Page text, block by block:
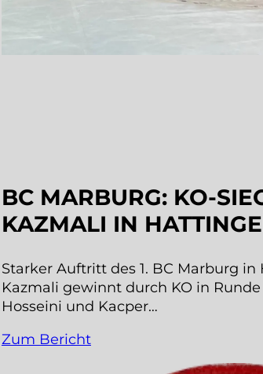
BC MARBURG: KO-
KAZMALI IN
Starker Auftritt des 1. BC Marburg
Kazmali gewinnt durch KO in Runde
Hosseini und Kacper…
Zum Bericht